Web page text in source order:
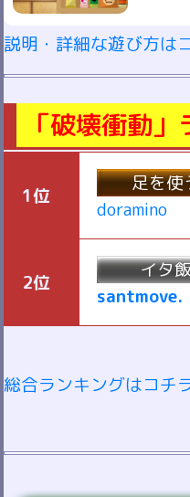
説明・詳細な遊び方は
「破壊衝動
1位
足を使
doramino
2位
イタ
santmove.
総合ランキングはコチ